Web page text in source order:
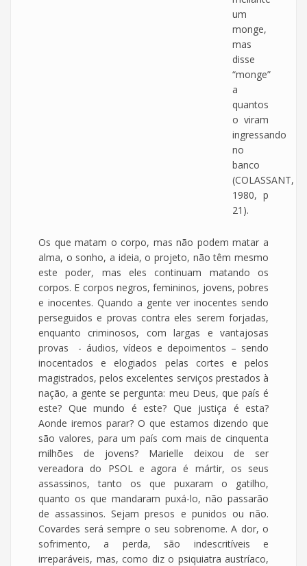
um
monge,
mas
disse
“monge”
a
quantos
o viram
ingressando
no
banco
(COLASSANT,
1980, p
21).
Os que matam o corpo, mas não podem matar a
alma, o sonho, a ideia, o projeto, não têm mesmo
este poder, mas eles continuam matando os
corpos. E corpos negros, femininos, jovens, pobres
e inocentes. Quando a gente ver inocentes sendo
perseguidos e provas contra eles serem forjadas,
enquanto criminosos, com largas e vantajosas
provas - áudios, vídeos e depoimentos – sendo
inocentados e elogiados pelas cortes e pelos
magistrados, pelos excelentes serviços prestados à
nação, a gente se pergunta: meu Deus, que país é
este? Que mundo é este? Que justiça é esta?
Aonde iremos parar? O que estamos dizendo que
são valores, para um país com mais de cinquenta
milhões de jovens? Marielle deixou de ser
vereadora do PSOL e agora é mártir, os seus
assassinos, tanto os que puxaram o gatilho,
quanto os que mandaram puxá-lo, não passarão
de assassinos. Sejam presos e punidos ou não.
Covardes será sempre o seu sobrenome. A dor, o
sofrimento, a perda, são indescritíveis e
irreparáveis, mas, como diz o psiquiatra austríaco,